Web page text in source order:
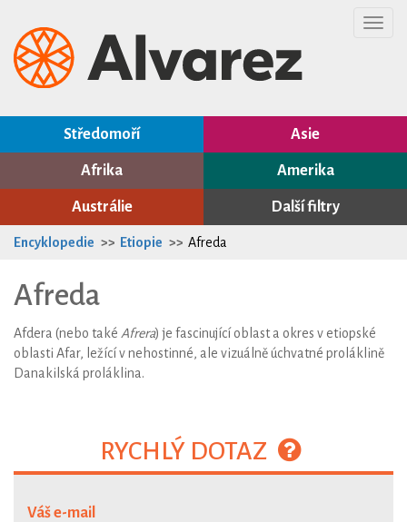
Středomoří Asie
Afrika Amerika
Austrálie Další filtry
Encyklopedie Etiopie Afreda
Afreda
Afdera (nebo také Afrera) je fascinující oblast a okres v etiopské
oblasti Afar, ležící v nehostinné, ale vizuálně úchvatné proláklině
Danakilská proláklina.
RYCHLÝ DOTAZ
Váš e-mail